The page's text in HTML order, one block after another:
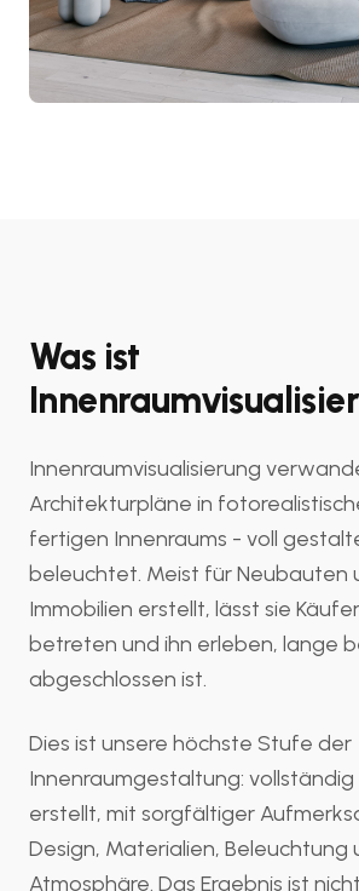
Was ist
Innenraumvisualisierung
Architekturpläne in
fertigen Innenraums - voll
beleuchtet. Meist für Neubauten
Immobilien erstellt, lässt sie
betreten und ihn erleben, lange
abgeschlossen ist.
Dies ist unsere höchste Stufe der
Innenraumgestaltung: vollständig
erstellt, mit sorgfältiger
Design, Materialien, Beleuchtung
Atmosphäre. Das Ergebnis ist